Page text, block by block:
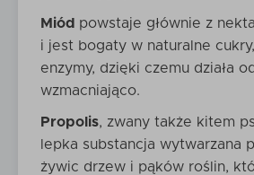
Miód powstaje głównie z
i jest bogaty w naturalne
enzymy, dzięki czemu działa
wzmacniająco.
Propolis, zwany także kitem
lepka substancja wytwarzana
żywic drzew i pąków roślin,